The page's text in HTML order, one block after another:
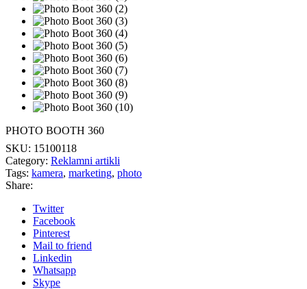
PHOTO BOOTH 360
SKU: 15100118
Category: Reklamni artikli
Tags: kamera, marketing, photo
Share:
Twitter
Facebook
Pinterest
Mail to friend
Linkedin
Whatsapp
Skype